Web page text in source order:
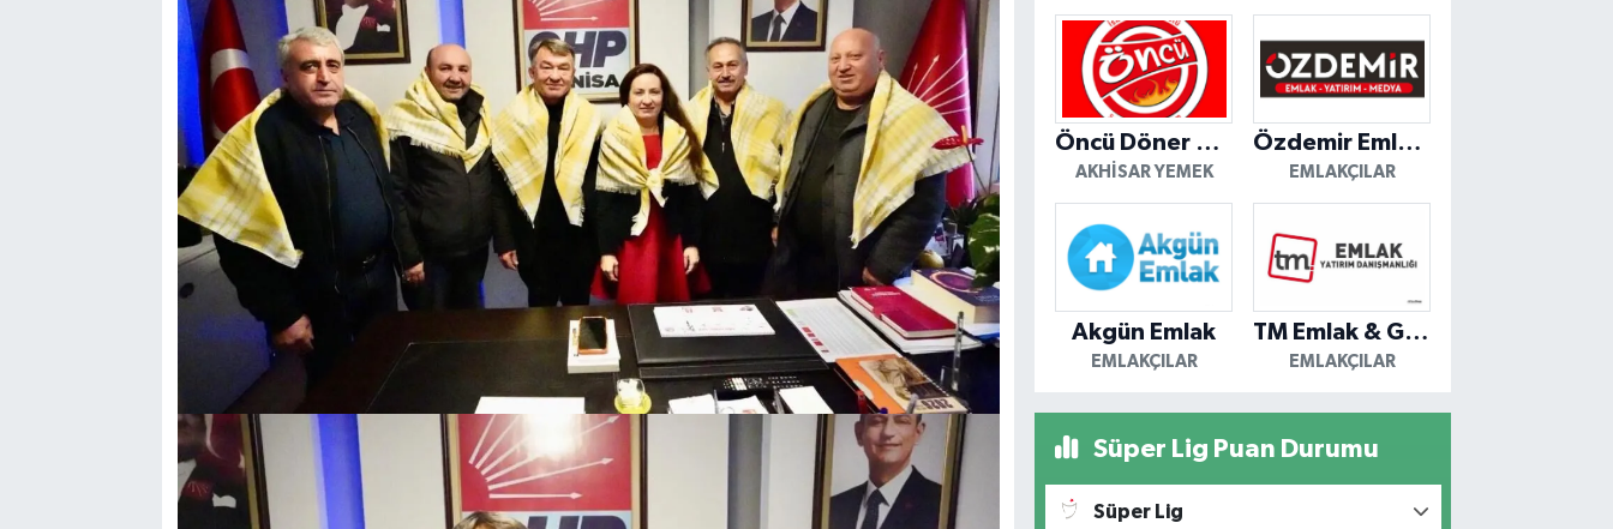
Öncü Döner Akhisar
AKHISAR YEMEK
Özdemir Emlak Yatırım
EMLAKÇILAR
Akgün Emlak
EMLAKÇILAR
TM Emlak & Gayrimenkul
EMLAKÇILAR
Süper Lig Puan Durumu
Süper Lig